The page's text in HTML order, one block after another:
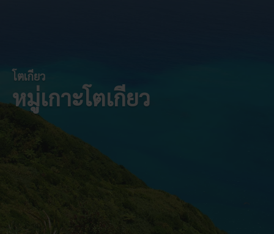
โตเกียว
หมู่เกาะโตเกียว